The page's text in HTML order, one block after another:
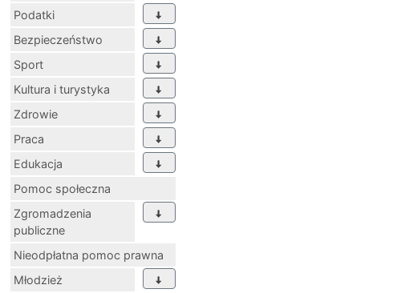
Podatki
Bezpieczeństwo
Sport
Kultura i turystyka
Zdrowie
Praca
Edukacja
Pomoc społeczna
Zgromadzenia
publiczne
Nieodpłatna pomoc prawna
Młodzież